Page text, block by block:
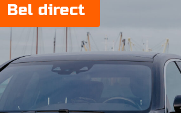
Bel direct